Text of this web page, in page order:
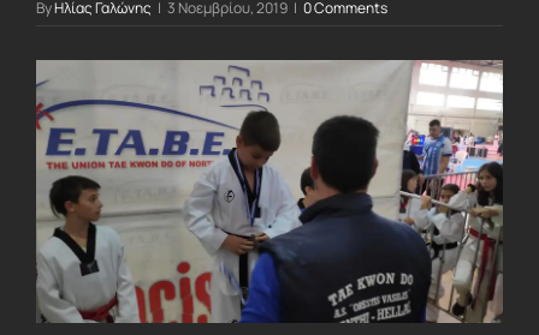
ByΗλίας Γαλώνης | 3 Νοεμβρίου, 2019 | 0 Comments